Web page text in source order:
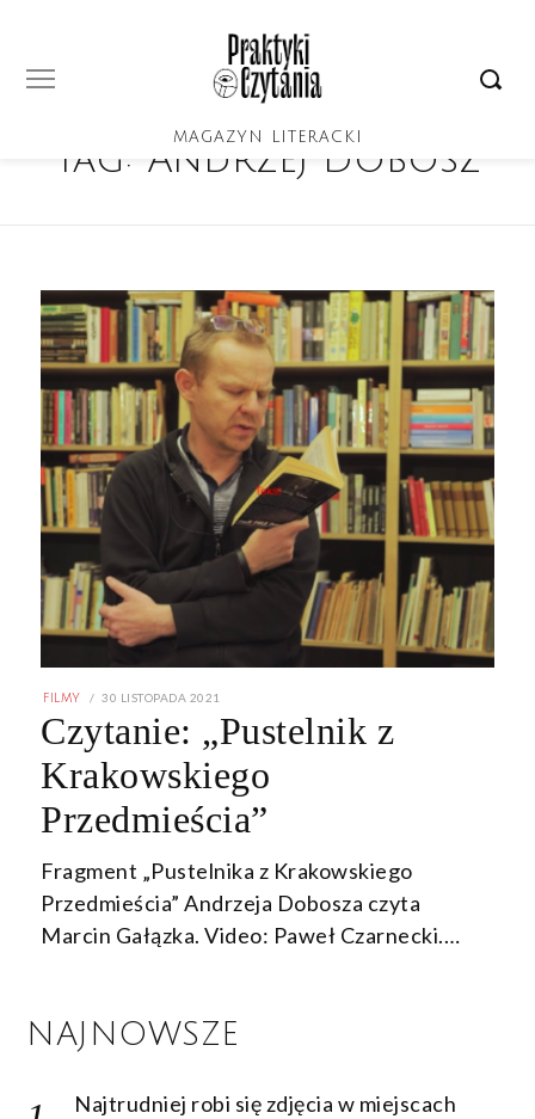
MAGAZYN LITERACKI
Tag: Andrzej Dobosz
FILMY
POSTED
30 LISTOPADA 2021
2021
Czytanie: „Pustelnik z
Krakowskiego
Przedmieścia”
Fragment „Pustelnika z Krakowskiego
Przedmieścia” Andrzeja Dobosza czyta
Marcin Gałązka. Video: Paweł Czarnecki.…
NAJNOWSZE
Najtrudniej robi się zdjęcia w miejscach